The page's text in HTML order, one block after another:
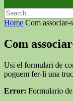
Home Com associar-
Com
Usi el formulari de
poguem fer-li una
Error: Formulario